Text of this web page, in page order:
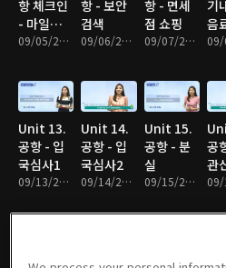
항 체크인
- 마일리지
적립
09/05/2017 • 10분
항 - 보안
검색
09/06/2017 • 10분
항 - 면세
점 쇼핑
09/07/2017 • 10분
기
음
1
Unit 13.
공항 - 입
국심사1
09/13/2017 • 10분
Unit 14.
공항 - 입
국심사2
09/14/2017 • 9분
Unit 15.
공항 - 분
실
09/15/2017 • 11분
공
관